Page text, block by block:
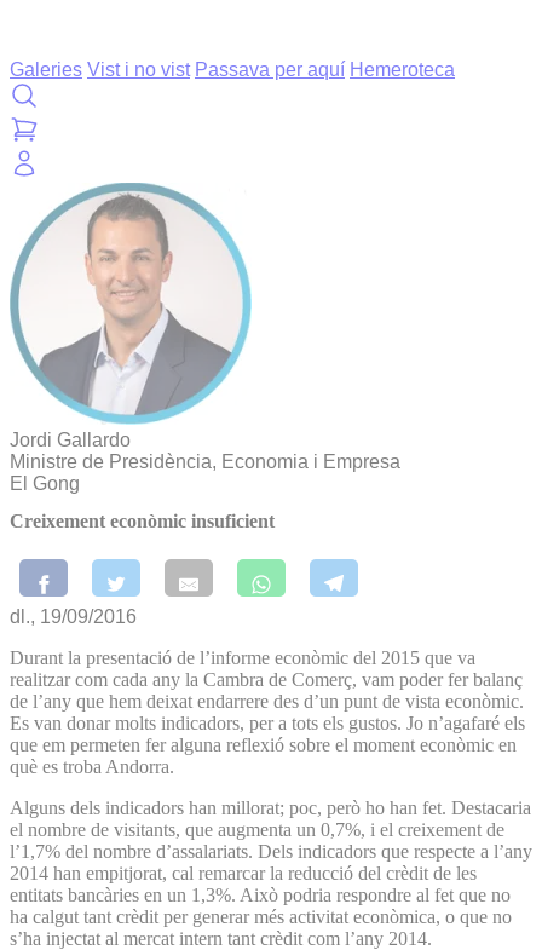
Galeries Vist i no vist Passava per aquí Hemeroteca
Jordi Gallardo
Ministre de Presidència, Economia i Empresa
El Gong
Creixement econòmic insuficient
dl., 19/09/2016
Durant la presentació de l’informe econòmic del 2015 que va
realitzar com cada any la Cambra de Comerç, vam poder fer balanç
de l’any que hem deixat endarrere des d’un punt de vista econòmic.
Es van donar molts indicadors, per a tots els gustos. Jo n’agafaré els
que em permeten fer alguna reflexió sobre el moment econòmic en
què es troba Andorra.
Alguns dels indicadors han millorat; poc, però ho han fet. Destacaria
el nombre de visitants, que augmenta un 0,7%, i el creixement de
l’1,7% del nombre d’assalariats. Dels indicadors que respecte a l’any
2014 han empitjorat, cal remarcar la reducció del crèdit de les
entitats bancàries en un 1,3%. Això podria respondre al fet que no
ha calgut tant crèdit per generar més activitat econòmica, o que no
s’ha injectat al mercat intern tant crèdit com l’any 2014.